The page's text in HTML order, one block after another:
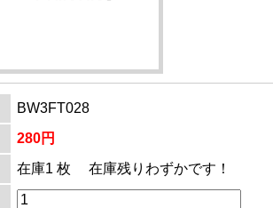
BW3FT028
280円
在庫1 枚 在庫残りわずかです！